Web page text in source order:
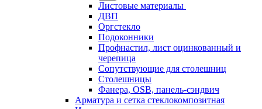
Листовые материалы
ДВП
Оргстекло
Подоконники
Профнастил, лист оцинкованный и
черепица
Сопутствующие для столешниц
Столешницы
Фанера, OSB, панель-сэндвич
Арматура и сетка стеклокомпозитная